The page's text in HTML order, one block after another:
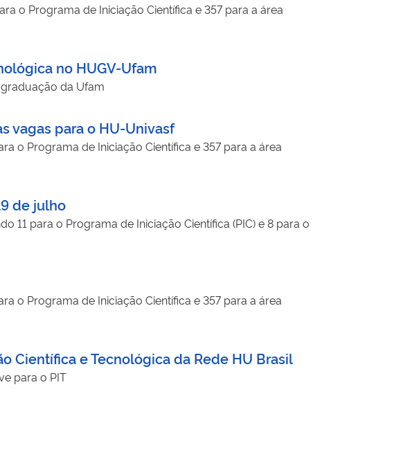
o Programa de Iniciação Científica e 357 para a área
no HUGV-Ufam
da Ufam
vagas para o HU-Univasf
o Programa de Iniciação Científica e 357 para a área
de julho
11 para o Programa de Iniciação Científica (PIC) e 8 para o
o Programa de Iniciação Científica e 357 para a área
Científica e Tecnológica da Rede HU Brasil
para o PIT